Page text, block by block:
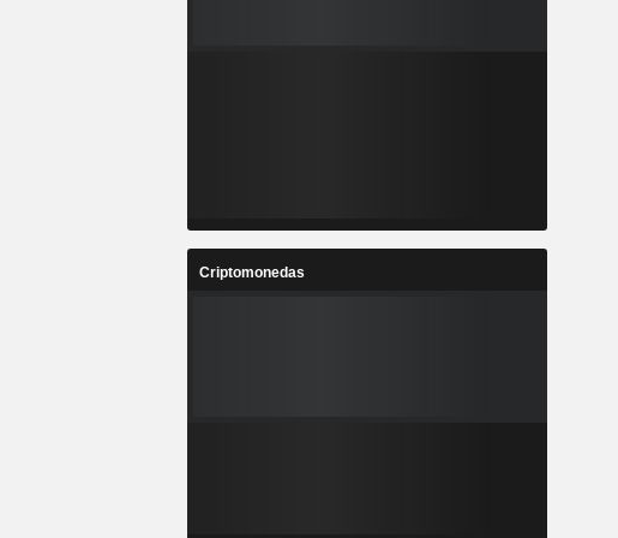
Criptomonedas